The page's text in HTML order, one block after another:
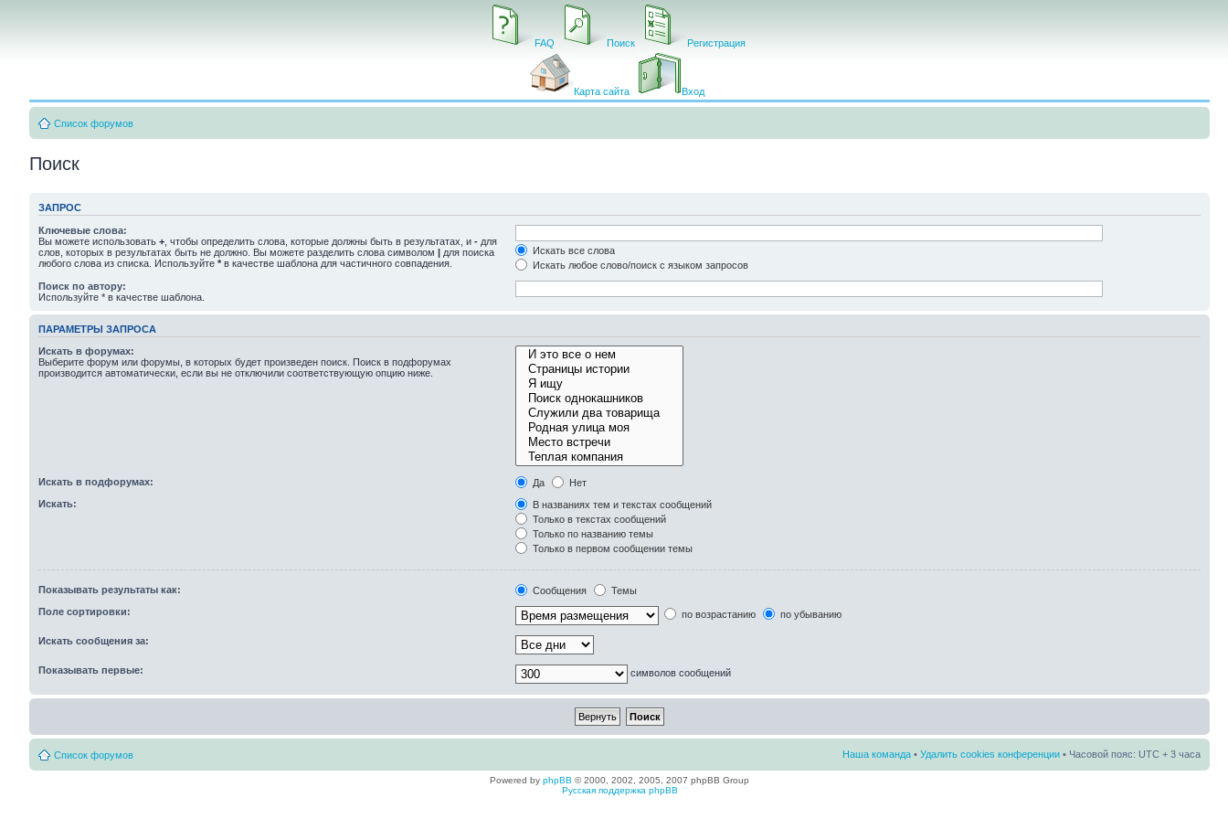
FAQ Поиск Регистрация
Карта сайта Вход
Список форумов
Поиск
ЗАПРОС
Ключевые слова:
Вы можете использовать + , чтобы определить слова, которые должны быть в результатах, и - для
слов, которых в результатах быть не должно. Вы можете разделить слова символом | для поиска
любого слова из списка. Используйте * в качестве шаблона для частичного совпадения.
Искать все слова
Искать любое слово/поиск с языком запросов
Поиск по автору:
Используйте * в качестве шаблона.
ПАРАМЕТРЫ ЗАПРОСА
Искать в форумах:
Выберите форум или форумы, в которых будет произведен поиск. Поиск в подфорумах
производится автоматически, если вы не отключили соответствующую опцию ниже.
Искать в подфорумах: Да
Нет
Искать:
В названиях тем и текстах сообщений
Только в текстах сообщений
Только по названию темы
Только в первом сообщении темы
Показывать результаты как: Сообщения
Темы
Поле сортировки:
по возрастанию по убыванию
Искать сообщения за:
Показывать первые: символов сообщений
Список форумов Наша команда • Удалить cookies конференции • Часовой пояс: UTC + 3 часа
Powered by phpBB © 2000, 2002, 2005, 2007 phpBB Group
Русская поддержка phpBB